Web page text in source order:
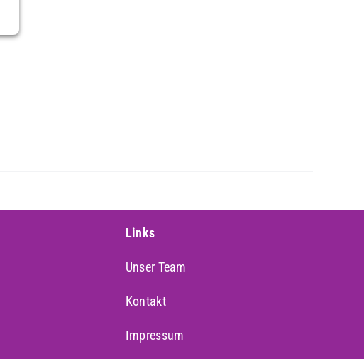
Links
Unser Team
Kontakt
Impressum